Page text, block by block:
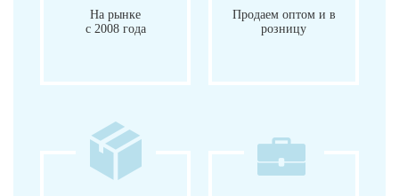
На рынке
с 2008 года
Продаем оптом и в
розницу